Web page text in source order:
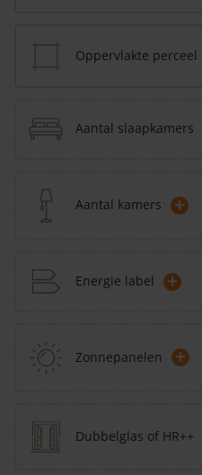
Oppervlakte perceel
Aantal slaapkamers
Aantal kamers +
Energie label +
Zonnepanelen +
Dubbelglas of HR++